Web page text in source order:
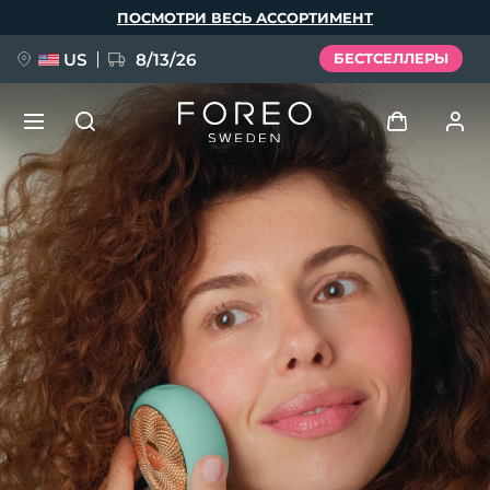
ПОСМОТРИ ВЕСЬ АССОРТИМЕНТ
US 8/13/26 БЕСТСЕЛЛЕРЫ
Войти
Профиль пользователя
Мои приборы
Мои заказы
Мои адреса
Мои подписки
НОВИНКА
FAQ™ Pure Beauty-Tech Elixir
BREAKING NEWS
issa™ Teeth Whitening Set
Язык
English Deutsch
Español
Français
Italiano
Português
Polski
Svenska
Русский
Türkçe
简体中文 繁體中文